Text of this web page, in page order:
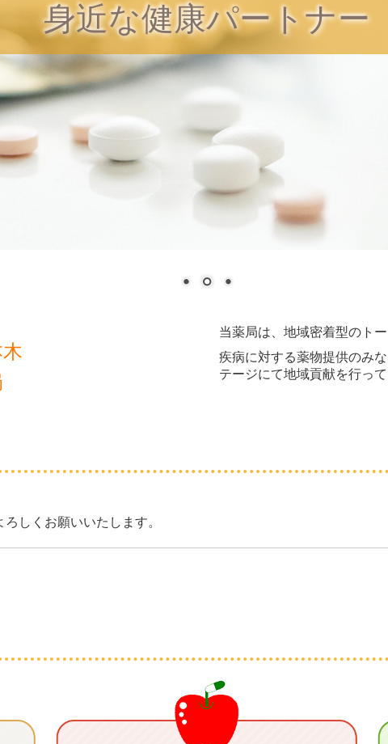
身近な健康パートナー
当薬局は、地域密着型のト
疾病に対する薬物提供のみ
テージにて地域貢献を行っ
しくお願いいたします。